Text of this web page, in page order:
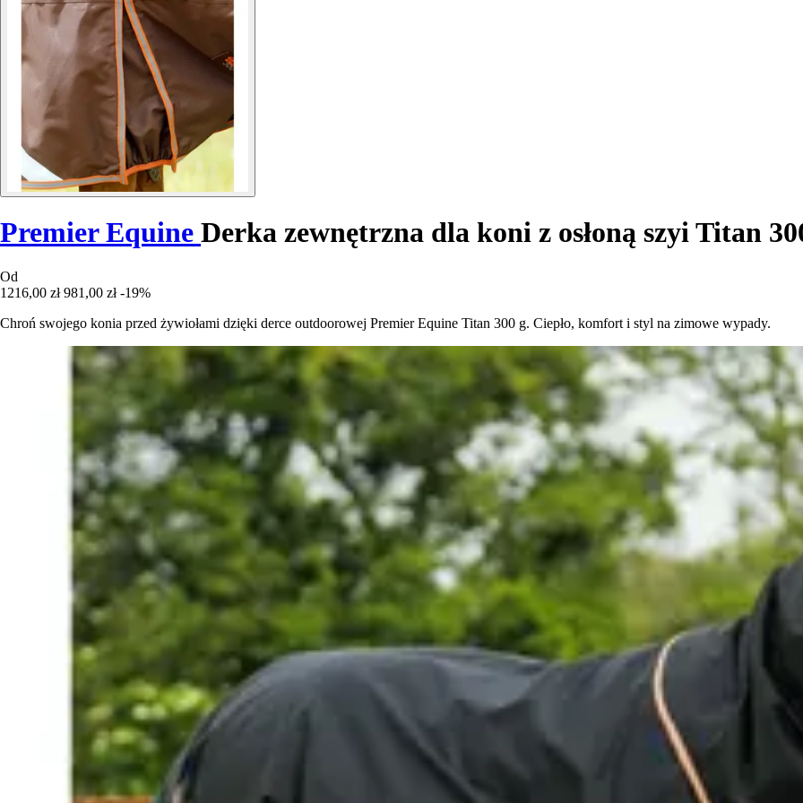
Premier Equine Derka zewnętrzna dla koni z osłoną szyi Titan
Od
1216,00 zł 981,00 zł -19%
Chroń swojego konia przed żywiołami dzięki derce outdoorowej Premier Equine Titan 300 g. Ciepło, komfort i styl na zimowe wypady.